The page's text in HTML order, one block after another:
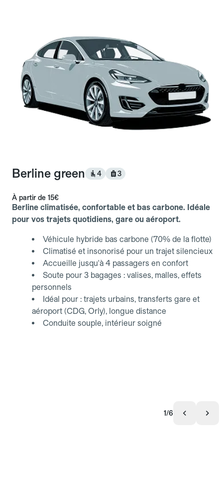
Berline green 4 3
À partir de 15€
Berline climatisée, confortable et bas carbone. Idéale
pour vos trajets quotidiens, gare ou aéroport.
Véhicule hybride bas carbone (70% de la flotte)
Climatisé et insonorisé pour un trajet silencieux
Accueille jusqu'à 4 passagers en confort
Soute pour 3 bagages : valises, malles, effets
personnels
Idéal pour : trajets urbains, transferts gare et
aéroport (CDG, Orly), longue distance
Conduite souple, intérieur soigné
1/6